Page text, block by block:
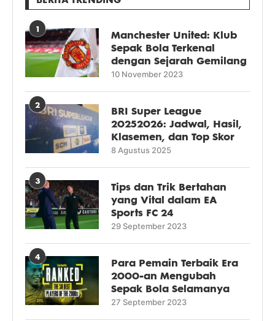
1
Manchester United: Klub
Sepak Bola Terkenal
dengan Sejarah Gemilang
10 November 2023
2
BRI Super League
20252026: Jadwal, Hasil,
Klasemen, dan Top Skor
8 Agustus 2025
3
Tips dan Trik Bertahan
yang Vital dalam EA
Sports FC 24
29 September 2023
4
Para Pemain Terbaik Era
2000-an Mengubah
Sepak Bola Selamanya
27 September 2023